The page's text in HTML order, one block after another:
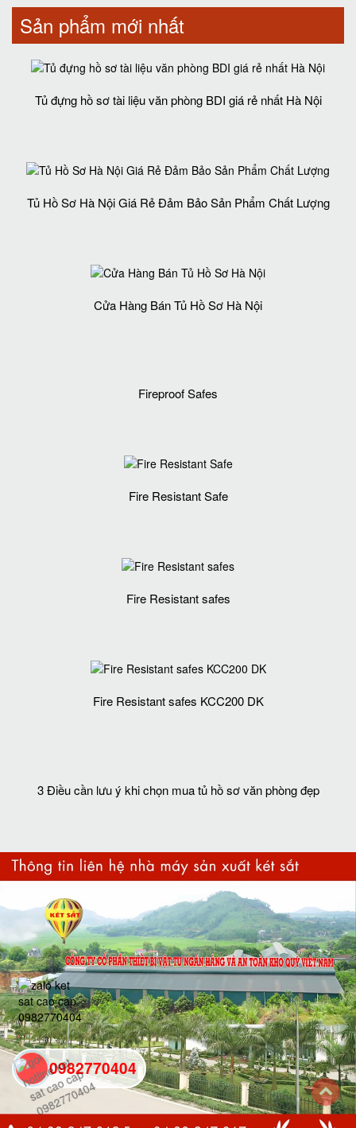
Sản phẩm mới nhất
Tủ đựng hồ sơ tài liệu văn phòng BDI giá rẻ nhất Hà Nội
Tủ Hồ Sơ Hà Nội Giá Rẻ Đảm Bảo Sản Phẩm Chất Lượng‎
Cửa Hàng Bán Tủ Hồ Sơ Hà Nội
Fireproof Safes
Fire Resistant Safe
Fire Resistant safes
Fire Resistant safes KCC200 DK
3 Điều cần lưu ý khi chọn mua tủ hồ sơ văn phòng đẹp
0982770404
back